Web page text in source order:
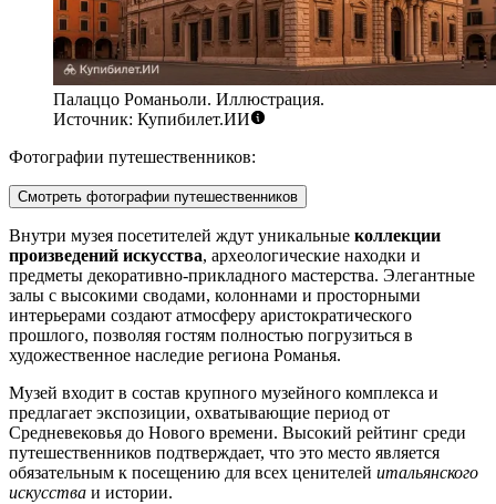
Палаццо Романьоли. Иллюстрация.
Источник: Купибилет.ИИ
Фотографии путешественников:
Смотреть фотографии путешественников
Внутри музея посетителей ждут уникальные коллекции
произведений искусства, археологические находки и
предметы декоративно-прикладного мастерства. Элегантные
залы с высокими сводами, колоннами и просторными
интерьерами создают атмосферу аристократического
прошлого, позволяя гостям полностью погрузиться в
художественное наследие региона Романья.
Музей входит в состав крупного музейного комплекса и
предлагает экспозиции, охватывающие период от
Средневековья до Нового времени. Высокий рейтинг среди
путешественников подтверждает, что это место является
обязательным к посещению для всех ценителей итальянского
искусства и истории.